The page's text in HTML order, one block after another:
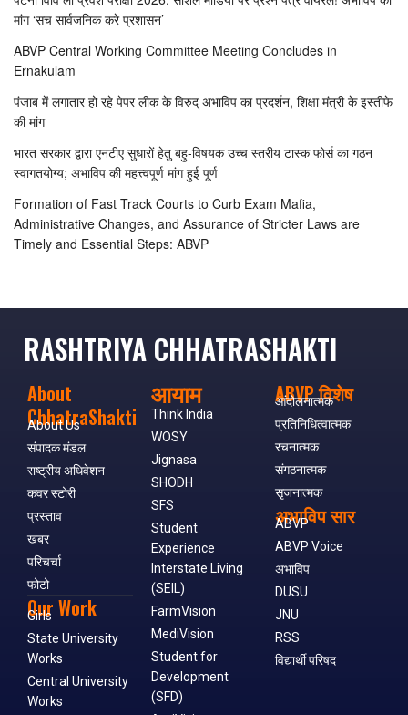
मांग ‘सच सार्वजनिक करे प्रशासन’
ABVP Central Working Committee Meeting Concludes in
Ernakulam
पंजाब में लगातार हो रहे पेपर लीक के विरुद् अभाविप का प्रदर्शन, शिक्षा मंत्री के इस्तीफे
की मांग
भारत सरकार द्वारा एनटीए सुधारों हेतु बहु-विषयक उच्च स्तरीय टास्क फोर्स का गठन
स्वागतयोग्य; अभाविप की महत्त्वपूर्ण मांग हुई पूर्ण
Formation of Fast Track Courts to Curb Exam Mafia,
Administrative Changes, and Assurance of Stricter Laws are
Timely and Essential Steps: ABVP
RASHTRIYA CHHATRASHAKTI
About
ChhatraShakti
About Us
संपादक मंडल
राष्ट्रीय अधिवेशन
कवर स्टोरी
प्रस्ताव
खबर
परिचर्चा
फोटो
Our Work
Girls
State University
Works
Central University
Works
आयाम
Think India
WOSY
Jignasa
SHODH
SFS
Student
Experience
Interstate Living
(SEIL)
FarmVision
MediVision
Student for
Development
(SFD)
ABVP विशेष
आंदोलनात्मक
प्रतिनिधित्वात्मक
रचनात्मक
संगठनात्मक
सृजनात्मक
अभाविप सार
ABVP
ABVP Voice
अभाविप
DUSU
JNU
RSS
विद्यार्थी परिषद